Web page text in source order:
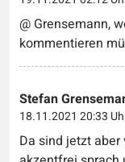
@ Grensemann,
kommentieren
Stefan
18.11.2021 20:33
Da sind jetzt